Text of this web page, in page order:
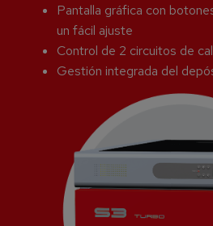
Pantalla gráfica con
un fácil ajuste
Control de 2 circuitos de
Gestión integrada del